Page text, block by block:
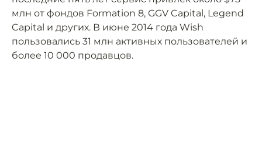
млн от фондов Formation 8, GGV Capital, Legend
Capital и других. В июне 2014 года Wish
пользовались 31 млн активных пользователей и
более 10 000 продавцов.